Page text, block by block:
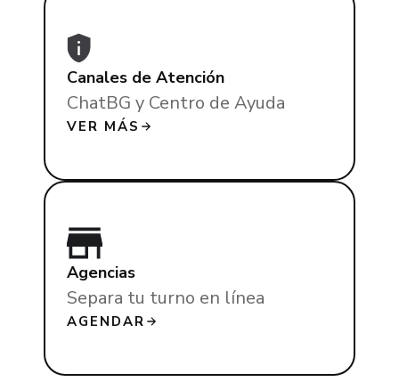
Canales de Atención
ChatBG y Centro de Ayuda
VER MÁS
Agencias
Separa tu turno en línea
AGENDAR